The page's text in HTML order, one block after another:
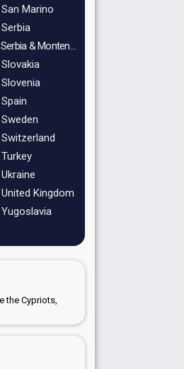
San Marino
Serbia
Serbia & Montenegro
Slovakia
Slovenia
Spain
Sweden
Switzerland
Turkey
Ukraine
United Kingdom
Yugoslavia
the Cypriots,